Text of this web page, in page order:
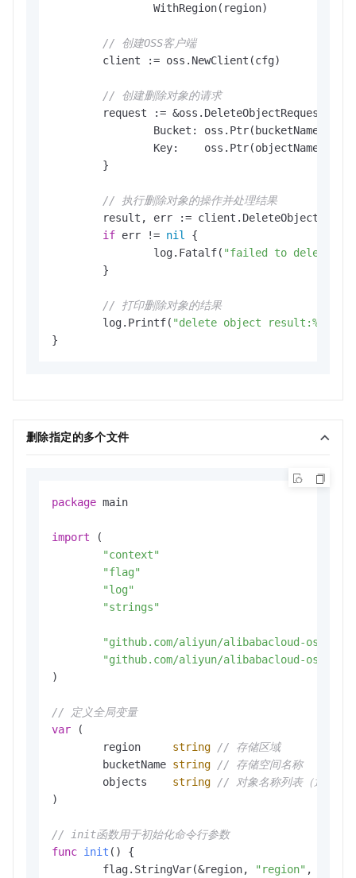
// 创建OSS客户端
// 创建删除对象的请求
		Bucket: oss.Ptr(bucketName),
		Key:    oss.Ptr(objectName),
// 执行删除对象的操作并处理结果
if err != nil {
		log.Fatalf(
"failed to delete
// 打印删除对象的结果
	log.Printf(
"delete object result:%#v\n"
删除指定的多个文件
package main
import (
"context"
"flag"
"log"
"strings"
"github.com/aliyun/alibabacloud-oss-go-
"github.com/aliyun/alibabacloud-oss-
)
// 定义全局变量
var (
	region
string
// 存储区域
	bucketName
string
// 存储空间名称
	objects
string
// 对象名称列表（逗号分
)
// init函数用于初始化命令行参数
func init ()
{
	flag.StringVar(&region,
"region" ,